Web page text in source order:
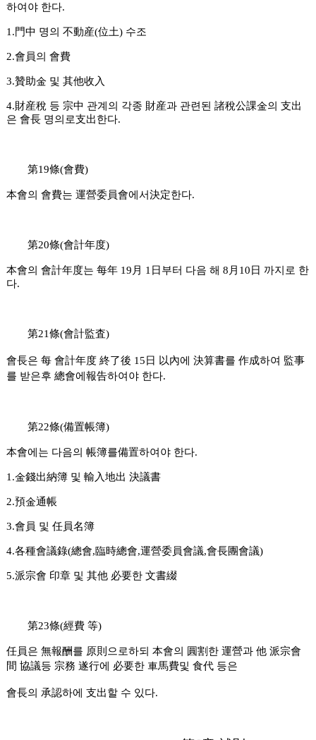
하여야 한다.
1.門中 명의 不動産(位土) 수조
2.會員의 會費
3.贊助金 및 其他收入
4.財産稅 등 宗中 관계의 각종 財産과 관련된 諸稅公課金의 支出
은 會長 명의로支出한다.
第19條(會費)
本會의 會費는 運營委員會에서決定한다.
第20條(會計年度)
本會의 會計年度는 每年 19月 1日부터 다음 해 8月10日 까지로 한
다.
第21條(會計監査)
會長은 每 會計年度 終了後 15日 以內에 決算書를 作成하여 監事
를 받은후 總會에報告하여야 한다.
第22條(備置帳簿)
本會에는 다음의 帳簿를備置하여야 한다.
1.金錢出納簿 및 輸入地出 決議書
2.預金通帳
3.會員 및 任員名簿
4.各種會議錄(總會,臨時總會,運營委員會議,會長團會議)
5.派宗會 印章 및 其他 必要한 文書綴
第23條(經費 等)
任員은 無報酬를 原則으로하되 本會의 圓割한 運營과 他 派宗會
間 協議등 宗務 遂行에 必要한 車馬費및 食代 등은
會長의 承認하에 支出할 수 있다.